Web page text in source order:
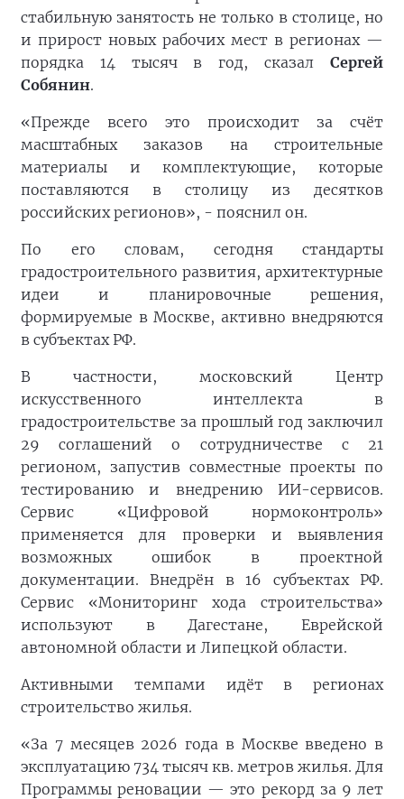
стабильную занятость не только в столице, но
и прирост новых рабочих мест в регионах —
порядка 14 тысяч в год, сказал Сергей
Собянин.
«Прежде всего это происходит за счёт
масштабных заказов на строительные
материалы и комплектующие, которые
поставляются в столицу из десятков
российских регионов», - пояснил он.
По его словам, сегодня стандарты
градостроительного развития, архитектурные
идеи и планировочные решения,
формируемые в Москве, активно внедряются
в субъектах РФ.
В частности, московский Центр
искусственного интеллекта в
градостроительстве за прошлый год заключил
29 соглашений о сотрудничестве с 21
регионом, запустив совместные проекты по
тестированию и внедрению ИИ-сервисов.
Сервис «Цифровой нормоконтроль»
применяется для проверки и выявления
возможных ошибок в проектной
документации. Внедрён в 16 субъектах РФ.
Сервис «Мониторинг хода строительства»
используют в Дагестане, Еврейской
автономной области и Липецкой области.
Активными темпами идёт в регионах
строительство жилья.
«За 7 месяцев 2026 года в Москве введено в
эксплуатацию 734 тысяч кв. метров жилья. Для
Программы реновации — это рекорд за 9 лет